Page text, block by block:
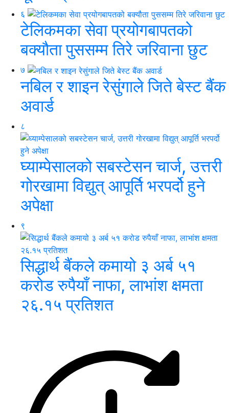
६
टेलिकमका सेवा प्रयोगबापतको
बक्यौता पुससम्म तिरे जरिवाना छुट
७
नबिल र शाइन रेसुंगाले जिते बेस्ट बैंक
अवार्ड
८
घ्याम्पेसालको सबस्टेसन चार्ज, उत्तरी
गोरखामा विद्युत् आपूर्ति भरपर्दो हुने
अपेक्षा
९
सिद्धार्थ बैंकले कमायो ३ अर्ब ५१
करोड रुपैयाँ नाफा, लाभांश क्षमता
२६.१५ प्रतिशत